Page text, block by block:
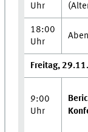
Uhr
18:00
Uhr
Freitag,
9:00
Uhr